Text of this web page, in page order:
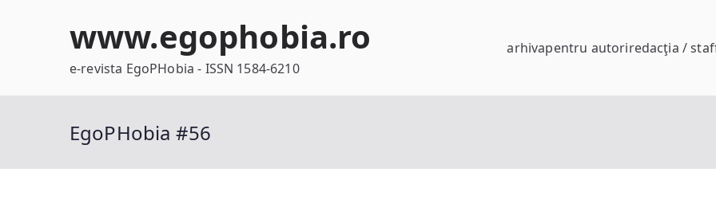
www.egophobia.ro
e-revista EgoPHobia - ISSN 1584-6210
arhivapentru autoriredacţia /
EgoPHobia #56